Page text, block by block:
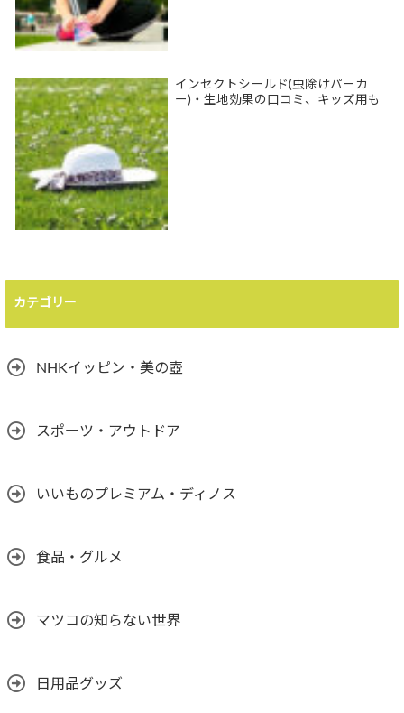
インセクトシールド(虫除けパーカ
ー)・生地効果の口コミ、キッズ用も
カテゴリー
NHKイッピン・美の壺
スポーツ・アウトドア
いいものプレミアム・ディノス
食品・グルメ
マツコの知らない世界
日用品グッズ